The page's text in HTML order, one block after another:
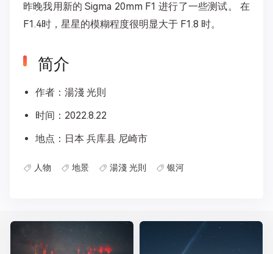
昨晚我用新的 Sigma 20mm F1 进行了一些测试。 在
F1.4时，星星的模糊程度很明显大于 F1.8 时。
简介
作者：湯淺 光則
时间：2022.8.22
地点：日本 兵库县 尼崎市
人物 地景 湯淺 光則 银河